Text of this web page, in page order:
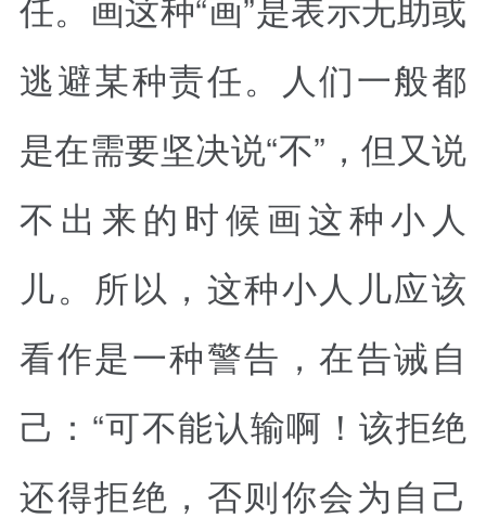
逃避某种责任。人们一般都
是在需要坚决说“不”，但又说
不出来的时候画这种小人
儿。所以，这种小人儿应该
看作是一种警告，在告诫自
己：“可不能认输啊！该拒绝
还得拒绝，否则你会为自己